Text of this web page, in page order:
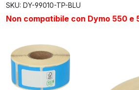
SKU: DY-99010-TP-BLU
Non compatibile con Dymo 550 e